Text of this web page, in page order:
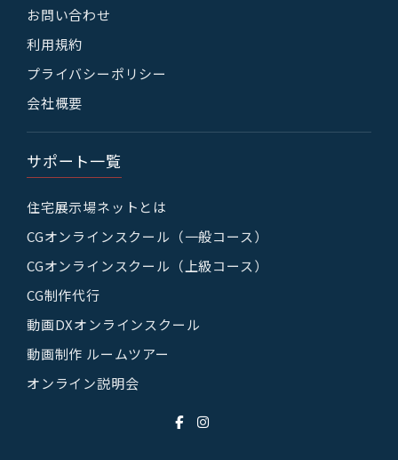
お問い合わせ
利用規約
プライバシーポリシー
会社概要
サポート一覧
住宅展示場ネットとは
CGオンラインスクール（一般コース）
CGオンラインスクール（上級コース）
CG制作代行
動画DXオンラインスクール
動画制作 ルームツアー
オンライン説明会